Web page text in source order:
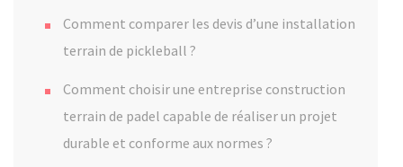
Comment comparer les devis d’une installation
terrain de pickleball ?
Comment choisir une entreprise construction
terrain de padel capable de réaliser un projet
durable et conforme aux normes ?